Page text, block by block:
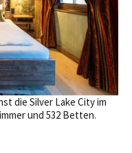
die Silver Lake City im
und 532 Betten.